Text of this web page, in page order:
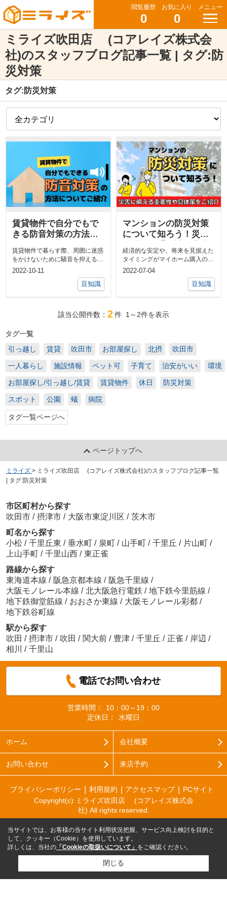
閲覧履歴
0
お気に入り
0
メニュー
ミライズ吹田店 (コアレイズ株式会
社)のスタッフブログ記事一覧 | タグ:防
災対策
タグ:防災対策
賃貸物件で自分でもで
きる防音対策の方法に
賃貸物件で暮らす際、周囲に迷惑
をかけないために騒音を抑えるた
めの対処法がないかと悩んでいる
2022-10-11
豆知識
マンションの防災対策
について知ろう！災害
策をご紹介
経済的な安定や、将来を見据えた
タイミングがマイホーム購入のき
っかけになるため、すぐには購入
2022-07-04
豆知識
該当公開件数： 2件 1～2件を表示
タグ一覧
引っ越し
賃貸 吹田市 お部屋探し 北摂 吹田市
一人暮らし 施設情報 ペット可 子育て 治安がいい 環境
お部屋探し/引っ越し/賃貸 賃貸物件 休日 防災対策
スポット 公園 蟻 病院
タグ一覧ページへ
ページトップへ
ミライズ > ミライズ吹田店 (コアレイズ株式会社)のスタッフブログ記事一覧
| タグ:防災対策
市区町村から探す
吹田市 / 摂津市 / 大阪市東淀川区 / 茨木市
町名から探す
小松 / 千里丘東 / 垂水町 / 泉町 / 山手町 / 千里丘 / 片山町 /
上山手町 / 千里山西 / 東正雀
路線から探す
東海道本線 / 阪急京都本線 / 阪急千里線 /
大阪モノレール本線 / 北大阪急行電鉄 / 地下鉄今里筋線 /
地下鉄御堂筋線 / おおさか東線 / 大阪モノレール彩都 /
地下鉄谷町線
駅から探す
吹田 / 摂津市 / 吹田 / 関大前 / 豊津 / 千里丘 / 正雀 / 岸辺 /
相川
/ 千里山
電話でお問い合わせ
営業時間：
10：00～19：00
定休日：
水曜日
ホーム 会社概要
お問い合わせ 来店予約
プライバシーポリシー 利用規約 アクセスマップ
PCサイト
Copyright(c) ミライズ吹田店 (コアレイズ株式会
社) All rights reserved.
当サイトでは、お客様の当サイト利用状況把握、サービス向上検討を目的と
して、クッキー（Cookie）を使用しています。
詳しくは、当社の 「Cookieの取扱いについて」 をご確認ください。
閉じる